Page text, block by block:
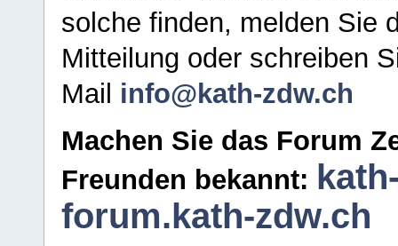
solche finden, melden Sie
Mitteilung oder schreiben
Mail info@kath-zdw.ch
Machen Sie das Forum
Freunden bekannt:
forum.kath-zdw.ch